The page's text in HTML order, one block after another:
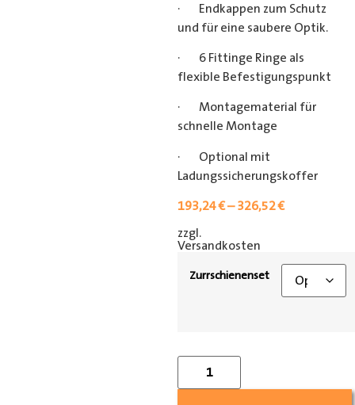
· Endkappen zum Schutz
und für eine saubere Optik.
· 6 Fittinge Ringe als
flexible Befestigungspunkt
· Montagematerial für
schnelle Montage
· Optional mit
Ladungssicherungskoffer
193,24€–326,52€
zzgl.
Versandkosten
Zurrschienenset